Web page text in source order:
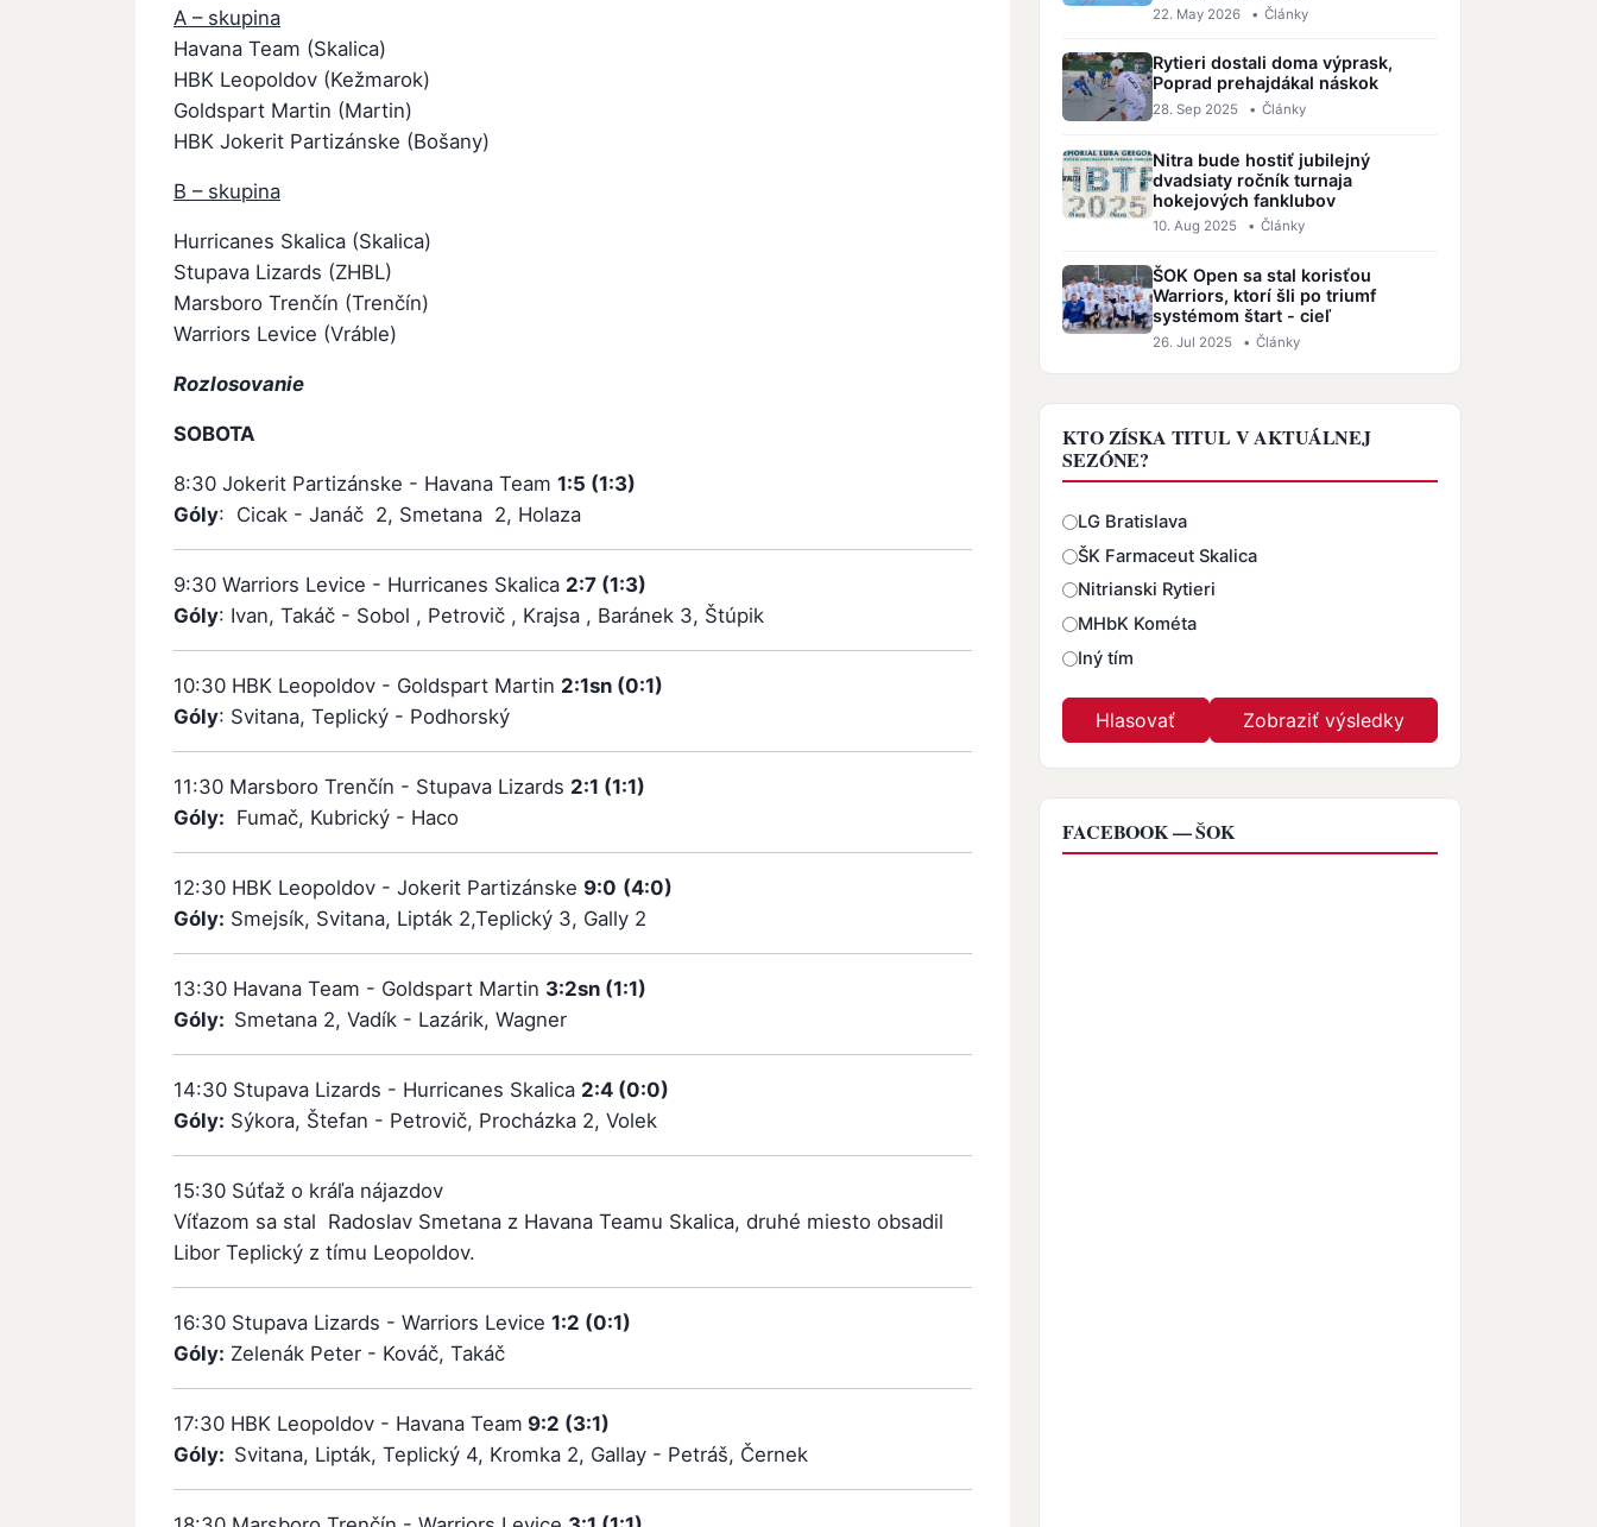
A – skupina
Havana Team (Skalica)
HBK Leopoldov (Kežmarok)
Goldspart Martin (Martin)
HBK Jokerit Partizánske (Bošany)
B – skupina
Hurricanes Skalica (Skalica)
Stupava Lizards (ZHBL)
Marsboro Trenčín (Trenčín)
Warriors Levice (Vráble)
Rozlosovanie
SOBOTA
8:30 Jokerit Partizánske - Havana Team 1:5 (1:3)
Góly: Cicak - Janáč 2, Smetana 2, Holaza
9:30 Warriors Levice - Hurricanes Skalica 2:7 (1:3)
Góly: Ivan, Takáč - Sobol , Petrovič , Krajsa , Baránek 3, Štúpik
10:30 HBK Leopoldov - Goldspart Martin 2:1sn (0:1)
Góly: Svitana, Teplický - Podhorský
11:30 Marsboro Trenčín - Stupava Lizards 2:1 (1:1)
Góly: Fumač, Kubrický - Haco
12:30 HBK Leopoldov - Jokerit Partizánske 9:0 (4:0)
Góly: Smejsík, Svitana, Lipták 2,Teplický 3, Gally 2
13:30 Havana Team - Goldspart Martin 3:2sn (1:1)
Góly: Smetana 2, Vadík - Lazárik, Wagner
14:30 Stupava Lizards - Hurricanes Skalica 2:4 (0:0)
Góly: Sýkora, Štefan - Petrovič, Procházka 2, Volek
15:30 Súťaž o kráľa nájazdov
Víťazom sa stal Radoslav Smetana z Havana Teamu Skalica, druhé miesto obsadil
Libor Teplický z tímu Leopoldov.
16:30 Stupava Lizards - Warriors Levice 1:2 (0:1)
Góly: Zelenák Peter - Kováč, Takáč
17:30 HBK Leopoldov - Havana Team 9:2 (3:1)
Góly: Svitana, Lipták, Teplický 4, Kromka 2, Gallay - Petráš, Černek
22. May 2026 • Články
Rytieri dostali doma výprask,
Poprad prehajdákal náskok
28. Sep 2025 • Články
Nitra bude hostiť jubilejný
dvadsiaty ročník turnaja
hokejových fanklubov
10. Aug 2025 • Články
ŠOK Open sa stal korisťou
Warriors, ktorí šli po triumf
systémom štart - cieľ
26. Jul 2025 • Články
KTO ZÍSKA TITUL V AKTUÁLNEJ
SEZÓNE?
Odpovede
LG Bratislava
ŠK Farmaceut Skalica
Nitrianski Rytieri
MHbK Kométa
Iný tím
FACEBOOK — ŠOK